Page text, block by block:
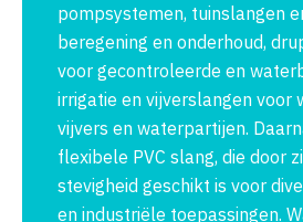
pompsystemen, tuinslangen
beregening en onderhoud,
voor gecontroleerde en
irrigatie en vijverslangen voor
vijvers en waterpartijen.
flexibele PVC slang, die door
stevigheid geschikt is voor
en industriële toepassingen.